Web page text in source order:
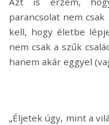
parancsolat nem
kell, hogy életbe
nem csak a szűk
hanem akár eggyel
„Éljetek úgy, mint a